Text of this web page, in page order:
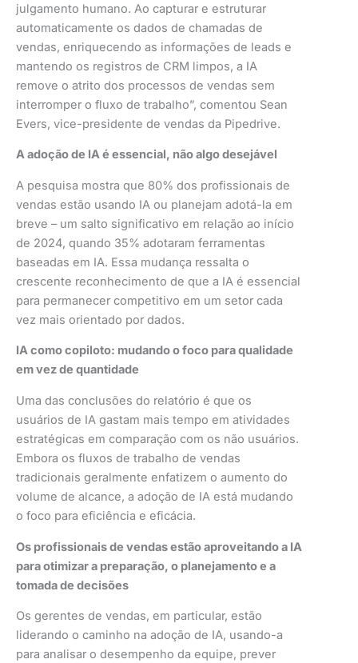
julgamento humano. Ao capturar e estruturar
automaticamente os dados de chamadas de
vendas, enriquecendo as informações de leads e
mantendo os registros de CRM limpos, a IA
remove o atrito dos processos de vendas sem
interromper o fluxo de trabalho”, comentou Sean
Evers, vice-presidente de vendas da Pipedrive.
A adoção de IA é essencial, não algo desejável
A pesquisa mostra que 80% dos profissionais de
vendas estão usando IA ou planejam adotá-la em
breve – um salto significativo em relação ao início
de 2024, quando 35% adotaram ferramentas
baseadas em IA. Essa mudança ressalta o
crescente reconhecimento de que a IA é essencial
para permanecer competitivo em um setor cada
vez mais orientado por dados.
IA como copiloto: mudando o foco para qualidade
em vez de quantidade
Uma das conclusões do relatório é que os
usuários de IA gastam mais tempo em atividades
estratégicas em comparação com os não usuários.
Embora os fluxos de trabalho de vendas
tradicionais geralmente enfatizem o aumento do
volume de alcance, a adoção de IA está mudando
o foco para eficiência e eficácia.
Os profissionais de vendas estão aproveitando a IA
para otimizar a preparação, o planejamento e a
tomada de decisões
Os gerentes de vendas, em particular, estão
liderando o caminho na adoção de IA, usando-a
para analisar o desempenho da equipe, prever